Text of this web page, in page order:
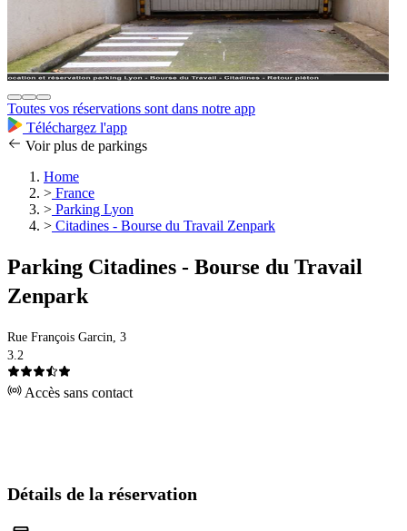
Toutes vos réservations sont dans notre app
Téléchargez l'app
Voir plus de parkings
Home
> France
> Parking Lyon
> Citadines - Bourse du Travail Zenpark
Parking Citadines - Bourse du Travail
Zenpark
Rue François Garcin, 3
3.2
Accès sans contact
Détails de la réservation